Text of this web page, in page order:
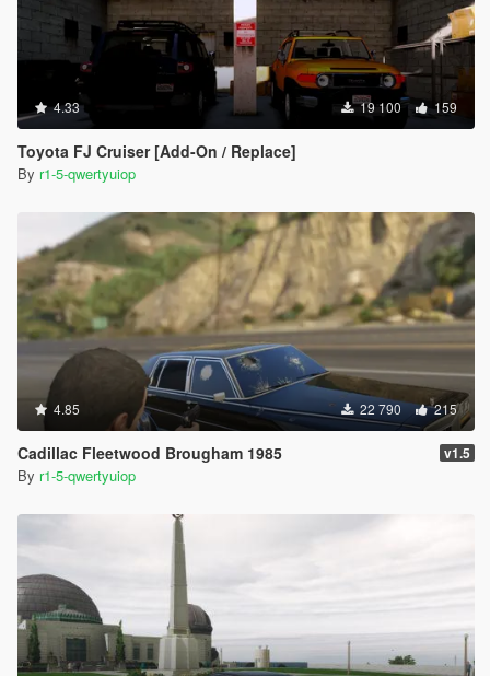
4.33 19 100 159
Toyota FJ Cruiser [Add-On / Replace]
By r1-5-qwertyuiop
4.85 22 790 215
Cadillac Fleetwood Brougham 1985 v1.5
By r1-5-qwertyuiop